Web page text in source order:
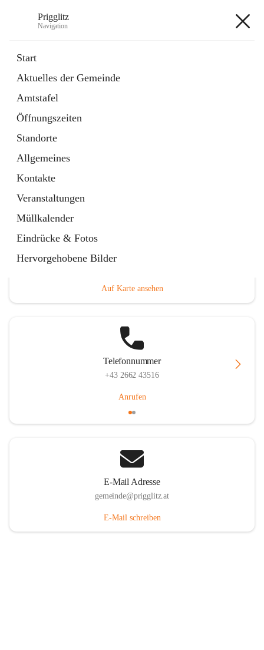
Prigglitz
Navigation
Start
Aktuelles der Gemeinde
Amtstafel
Öffnungszeiten
Standorte
Allgemeines
Kontakte
Veranstaltungen
Müllkalender
Eindrücke & Fotos
Hervorgehobene Bilder
Externe Webseite
in
Tab
Gemeindezeitung
Ordner
öffnet
in
neuem
Tab
Hauptadresse
Auf Karte ansehen
Telefonnummer
+43 2662 43516
Anrufen
E-Mail Adresse
gemeinde@prigglitz.at
E-Mail schreiben